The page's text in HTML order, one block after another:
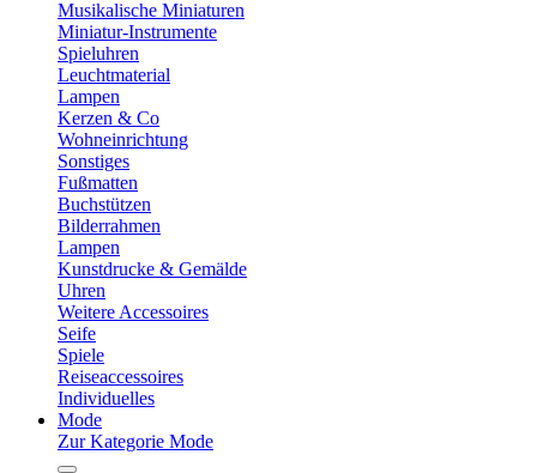
Musikalische Miniaturen
Miniatur-Instrumente
Spieluhren
Leuchtmaterial
Lampen
Kerzen & Co
Wohneinrichtung
Sonstiges
Fußmatten
Buchstützen
Bilderrahmen
Lampen
Kunstdrucke & Gemälde
Uhren
Weitere Accessoires
Seife
Spiele
Reiseaccessoires
Individuelles
Mode
Zur Kategorie Mode